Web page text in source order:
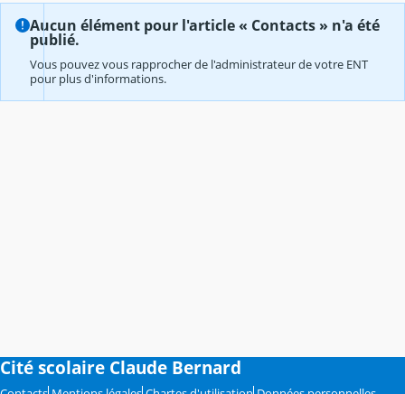
Aucun élément pour l'article « Contacts » n'a été
publié.
Vous pouvez vous rapprocher de l'administrateur de votre ENT
pour plus d'informations.
Cité scolaire Claude Bernard